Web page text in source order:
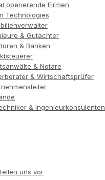
operierende Firmen
Technologies
& Gutachter
& Banken
& Notare
& Wirtschaftsprüfer
& Ingenieurkonsulenten
uns vor